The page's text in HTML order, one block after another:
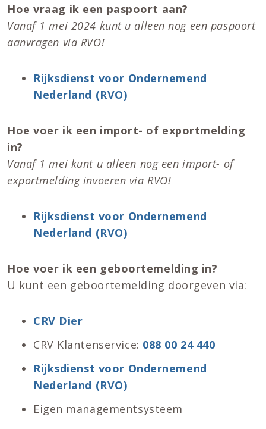
Hoe vraag ik een paspoort aan?
Vanaf 1 mei 2024 kunt u alleen nog een paspoort
aanvragen via RVO!
Rijksdienst voor Ondernemend
Nederland (RVO)
Hoe voer ik een import- of exportmelding
in?
Vanaf 1 mei kunt u alleen nog een import- of
exportmelding invoeren via RVO!
Rijksdienst voor Ondernemend
Nederland (RVO)
Hoe voer ik een geboortemelding in?
U kunt een geboortemelding doorgeven via:
CRV Dier
CRV Klantenservice: 088 00 24 440
Rijksdienst voor Ondernemend
Nederland (RVO)
Eigen managementsysteem